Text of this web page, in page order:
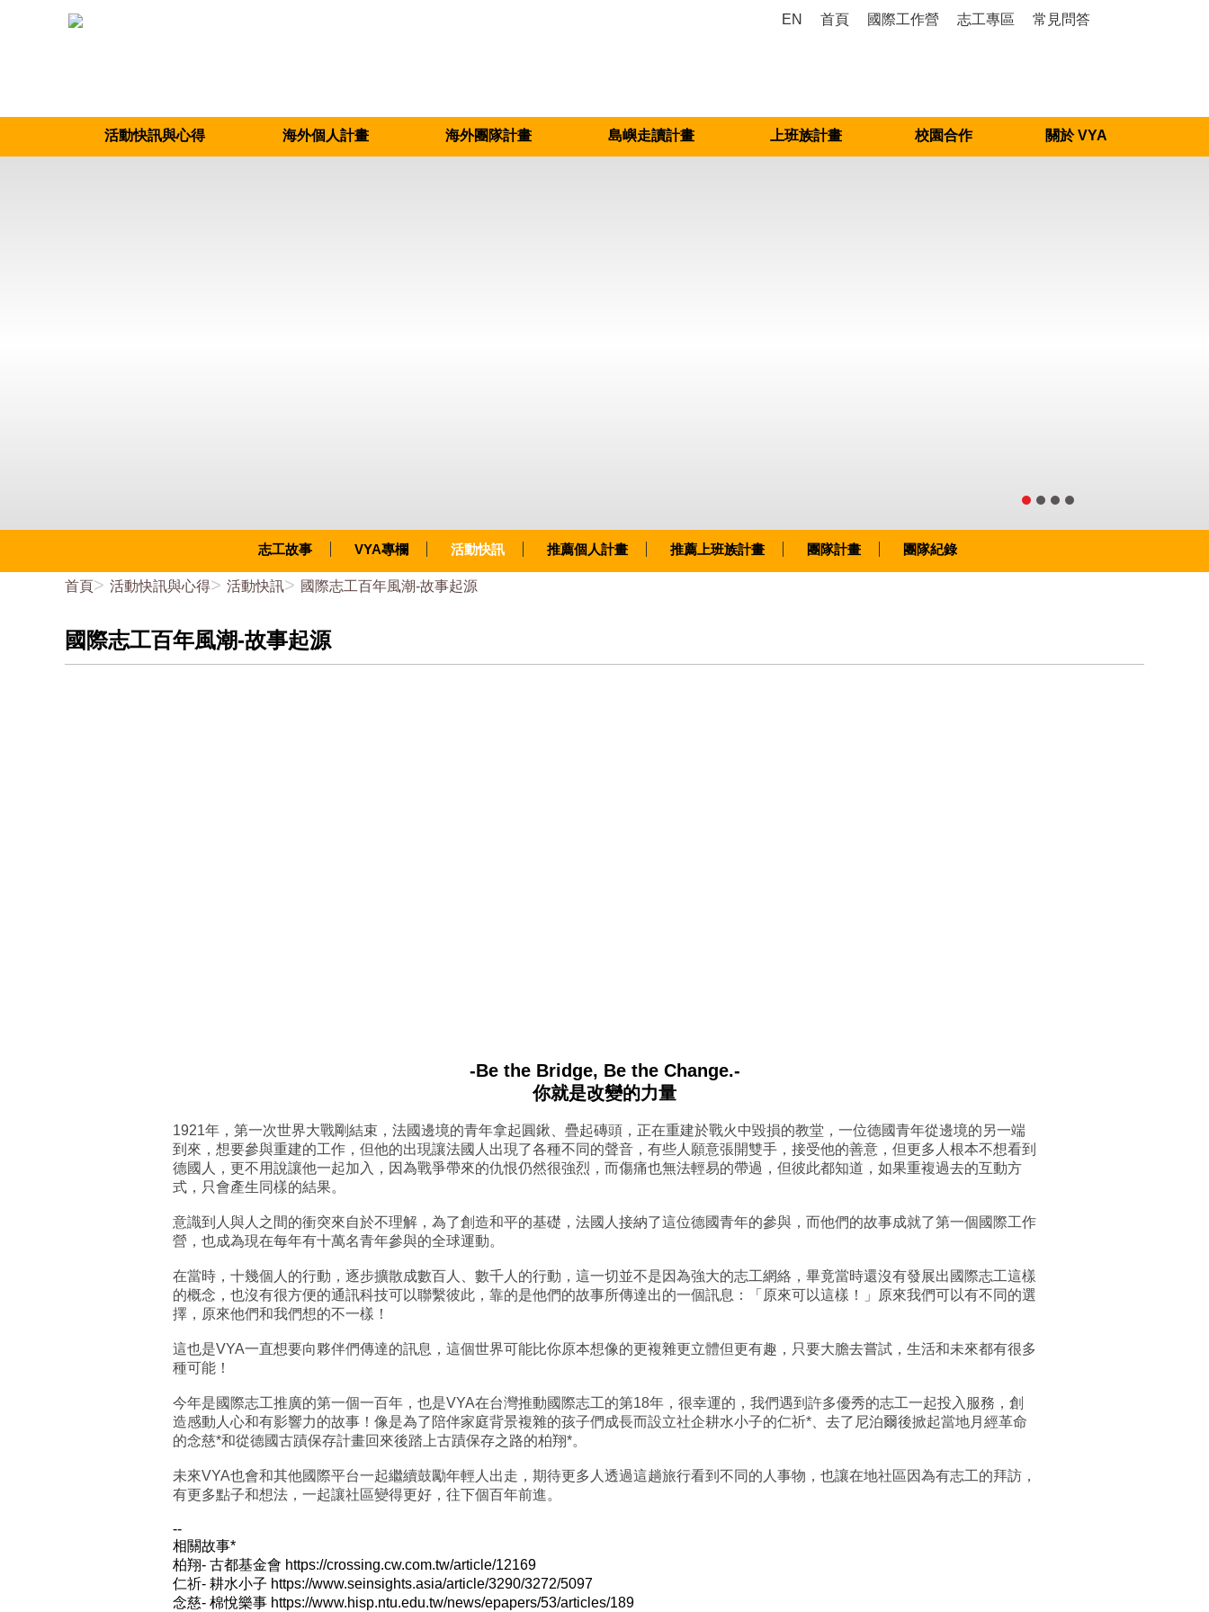
EN 首頁 國際工作營 志工專區 常見問答
活動快訊與心得 海外個人計畫 海外團隊計畫 島嶼走讀計畫 上班族計畫 校園合作 關於 VYA
首頁 活動快訊與心得 活動快訊 國際志工百年風潮-故事起源
志工故事 VYA專欄 活動快訊 推薦個人計畫 推薦上班族計畫 團隊計畫 團隊紀錄
國際志工百年風潮-故事起源
-Be the Bridge, Be the Change.-
你就是改變的力量
1921年，第一次世界大戰剛結束，法國邊境的青年拿起圓鍬、疊起磚頭，正在重建於戰火中毀損的教堂，一位德國青年從邊境的另一端
到來，想要參與重建的工作，但他的出現讓法國人出現了各種不同的聲音，有些人願意張開雙手，接受他的善意，但更多人根本不想看到
德國人，更不用說讓他一起加入，因為戰爭帶來的仇恨仍然很強烈，而傷痛也無法輕易的帶過，但彼此都知道，如果重複過去的互動方
式，只會產生同樣的結果。
意識到人與人之間的衝突來自於不理解，為了創造和平的基礎，法國人接納了這位德國青年的參與，而他們的故事成就了第一個國際工作
營，也成為現在每年有十萬名青年參與的全球運動。
在當時，十幾個人的行動，逐步擴散成數百人、數千人的行動，這一切並不是因為強大的志工網絡，畢竟當時還沒有發展出國際志工這樣
的概念，也沒有很方便的通訊科技可以聯繫彼此，靠的是他們的故事所傳達出的一個訊息：「原來可以這樣！」原來我們可以有不同的選
擇，原來他們和我們想的不一樣！
這也是VYA一直想要向夥伴們傳達的訊息，這個世界可能比你原本想像的更複雜更立體但更有趣，只要大膽去嘗試，生活和未來都有很多
種可能！
今年是國際志工推廣的第一個一百年，也是VYA在台灣推動國際志工的第18年，很幸運的，我們遇到許多優秀的志工一起投入服務，創
造感動人心和有影響力的故事！像是為了陪伴家庭背景複雜的孩子們成長而設立社企耕水小子的仁祈*、去了尼泊爾後掀起當地月經革命
的念慈*和從德國古蹟保存計畫回來後踏上古蹟保存之路的柏翔*。
未來VYA也會和其他國際平台一起繼續鼓勵年輕人出走，期待更多人透過這趟旅行看到不同的人事物，也讓在地社區因為有志工的拜訪，
有更多點子和想法，一起讓社區變得更好，往下個百年前進。
--
相關故事*
柏翔- 古都基金會 https://crossing.cw.com.tw/article/12169
仁祈- 耕水小子 https://www.seinsights.asia/article/3290/3272/5097
念慈- 棉悅樂事 https://www.hisp.ntu.edu.tw/news/epapers/53/articles/189